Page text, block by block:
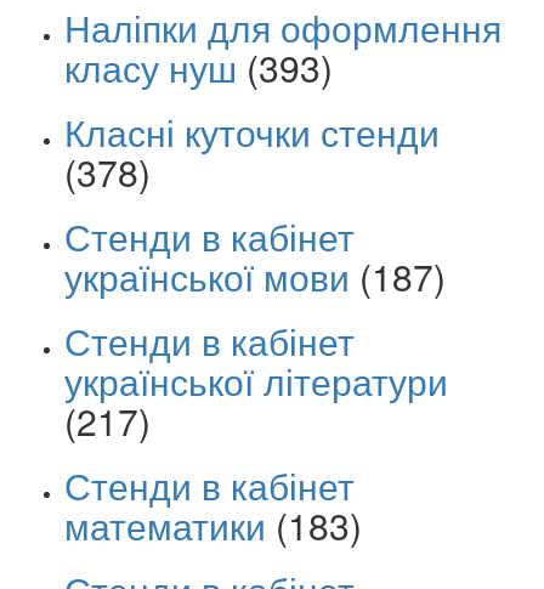
Наліпки для оформлення
класу нуш (393)
Класні куточки стенди
(378)
Стенди в кабінет
української мови (187)
Стенди в кабінет
української літератури
(217)
Стенди в кабінет
математики (183)